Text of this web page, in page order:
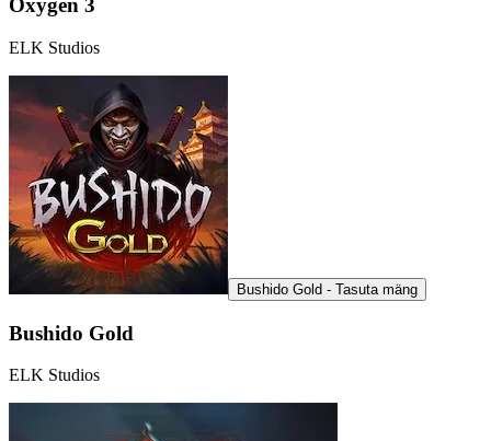
Oxygen 3
ELK Studios
Bushido Gold - Tasuta mäng
Bushido Gold
ELK Studios